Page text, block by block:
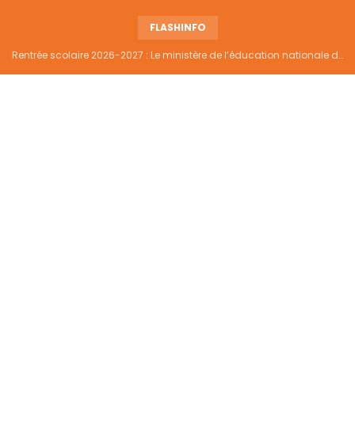
FLASHINFO
Rentrée scolaire 2026-2027 : Le ministère de l’éducation nationale dément tout report et maintient la date du 14 septembre